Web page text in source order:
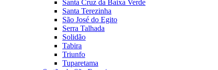
Santa Cruz da Baixa Verde
Santa Terezinha
São José do Egito
Serra Talhada
Solidão
Tabira
Triunfo
Tuparetama